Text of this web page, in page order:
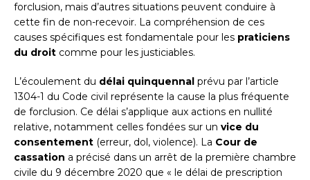
forclusion, mais d’autres situations peuvent conduire à
cette fin de non-recevoir. La compréhension de ces
causes spécifiques est fondamentale pour les praticiens
du droit comme pour les justiciables.
L’écoulement du délai quinquennal prévu par l’article
1304-1 du Code civil représente la cause la plus fréquente
de forclusion. Ce délai s’applique aux actions en nullité
relative, notamment celles fondées sur un vice du
consentement (erreur, dol, violence). La Cour de
cassation a précisé dans un arrêt de la première chambre
civile du 9 décembre 2020 que « le délai de prescription